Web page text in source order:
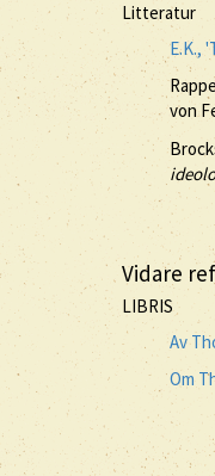
Litteratur
E.K.,
von
Vidare
LIBRIS
Av
Om